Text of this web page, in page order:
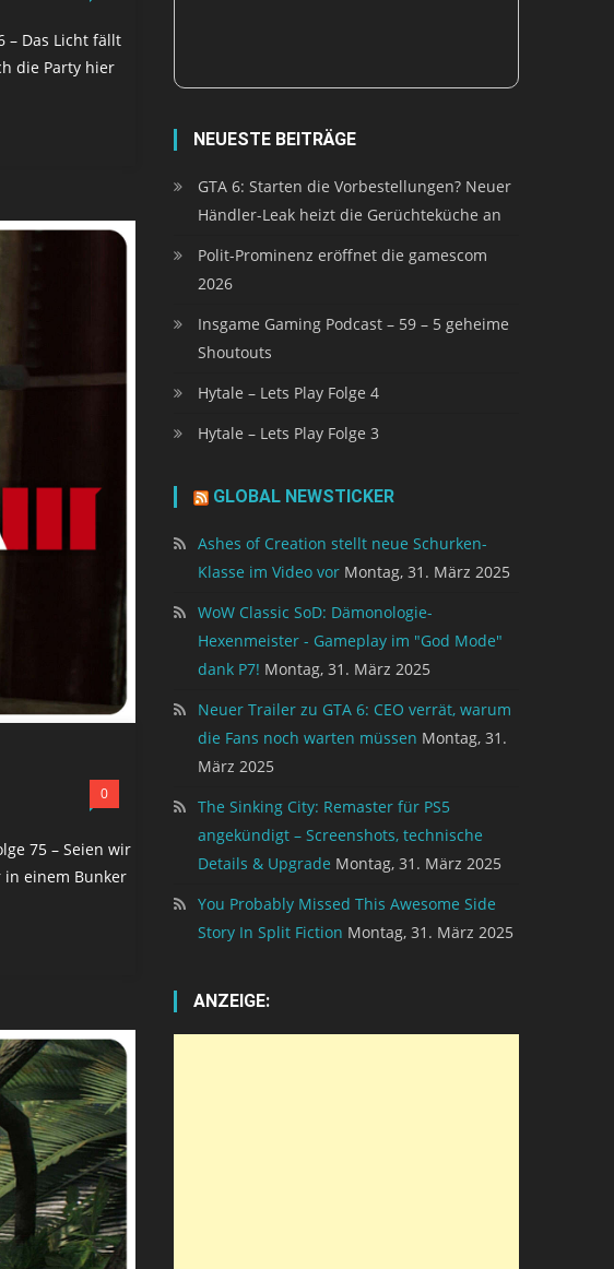
– Das Licht fällt
die Party hier
0
75 – Seien wir
einem Bunker
NEUESTE BEITRÄGE
GTA 6: Starten die Vorbestellungen? Neuer
Händler-Leak heizt die Gerüchteküche an
Polit-Prominenz eröffnet die gamescom
2026
Insgame Gaming Podcast – 59 – 5 geheime
Shoutouts
Hytale – Lets Play Folge 4
Hytale – Lets Play Folge 3
GLOBAL NEWSTICKER
Ashes of Creation stellt neue Schurken-
Klasse im Video vor Montag, 31. März 2025
WoW Classic SoD: Dämonologie-
Hexenmeister - Gameplay im "God Mode"
dank P7! Montag, 31. März 2025
Neuer Trailer zu GTA 6: CEO verrät, warum
die Fans noch warten müssen Montag, 31.
März 2025
The Sinking City: Remaster für PS5
angekündigt – Screenshots, technische
Details & Upgrade Montag, 31. März 2025
You Probably Missed This Awesome Side
Story In Split Fiction Montag, 31. März 2025
ANZEIGE: